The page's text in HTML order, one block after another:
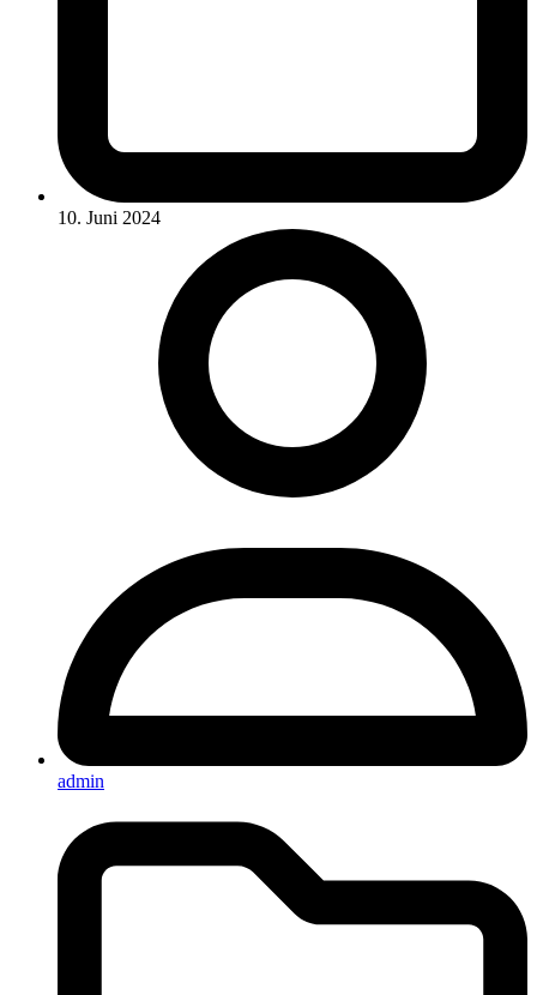
10. Juni 2024
admin